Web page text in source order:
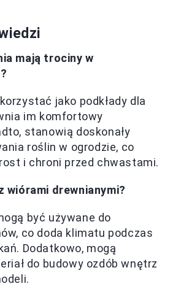
mają trociny w
jako podkłady dla
im komfortowy
stanowią doskonały
roślin w ogrodzie, co
i chroni przed chwastami.
wiórami drewnianymi?
być używane do
co doda klimatu podczas
Dodatkowo, mogą
do budowy ozdób wnętrz